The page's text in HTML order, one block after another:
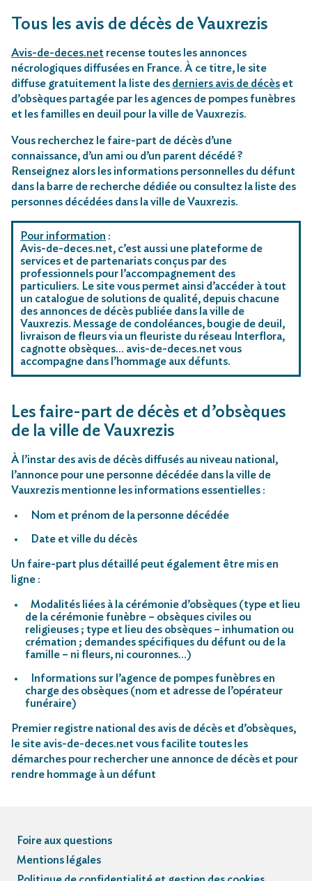
Tous les avis de décès de Vauxrezis
Avis-de-deces.net recense toutes les annonces
nécrologiques diffusées en France. À ce titre, le site
diffuse gratuitement la liste des derniers avis de décès et
d’obsèques partagée par les agences de pompes funèbres
et les familles en deuil pour la ville de Vauxrezis.
Vous recherchez le faire-part de décès d’une
connaissance, d’un ami ou d’un parent décédé ?
Renseignez alors les informations personnelles du défunt
dans la barre de recherche dédiée ou consultez la liste des
personnes décédées dans la ville de Vauxrezis.
Pour information :
Avis-de-deces.net, c’est aussi une plateforme de
services et de partenariats conçus par des
professionnels pour l’accompagnement des
particuliers. Le site vous permet ainsi d’accéder à tout
un catalogue de solutions de qualité, depuis chacune
des annonces de décès publiée dans la ville de
Vauxrezis. Message de condoléances, bougie de deuil,
livraison de fleurs via un fleuriste du réseau Interflora,
cagnotte obsèques… avis-de-deces.net vous
accompagne dans l’hommage aux défunts.
Les faire-part de décès et d’obsèques
de la ville de Vauxrezis
À l’instar des avis de décès diffusés au niveau national,
l’annonce pour une personne décédée dans la ville de
Vauxrezis mentionne les informations essentielles :
Nom et prénom de la personne décédée
Date et ville du décès
Un faire-part plus détaillé peut également être mis en
ligne :
Modalités liées à la cérémonie d’obsèques (type et lieu
de la cérémonie funèbre – obsèques civiles ou
religieuses ; type et lieu des obsèques – inhumation ou
crémation ; demandes spécifiques du défunt ou de la
famille – ni fleurs, ni couronnes…)
Informations sur l’agence de pompes funèbres en
charge des obsèques (nom et adresse de l’opérateur
funéraire)
Premier registre national des avis de décès et d’obsèques,
le site avis-de-deces.net vous facilite toutes les
démarches pour rechercher une annonce de décès et pour
rendre hommage à un défunt
Foire aux questions
Mentions légales